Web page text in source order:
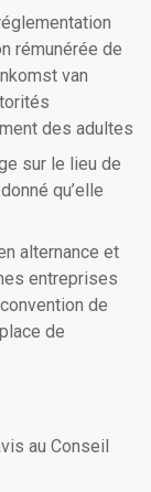
rémunérée de
van
des adultes
sur le lieu de
qu’elle
alternance et
entreprises
de
de
au Conseil